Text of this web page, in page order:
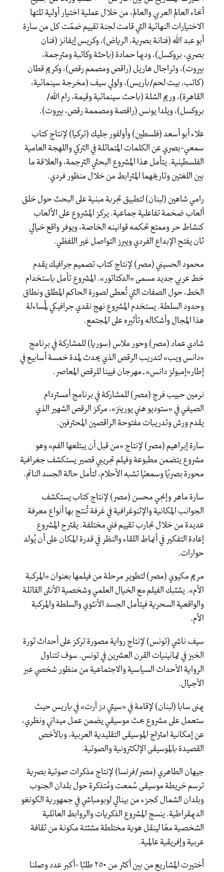
أنحاء العالم العربي والعالم، من خلال عملية اختيار أولية تلتها
الاختيارات النهائية التي قامت لجنة تقييم ضمّت كل من سارة
أبو عبد الله (فنانة بصرية، الرياض)، وكريس إيفانز (فنان
بصري، بروكسل)، وديما حمادة (باحثة وكاتبة ومترجمة،
بيروت)، وتراجال هاريل (راقص ومصمم رقص)، وكريم قطان
(كاتب، بيت لحم/باريس)، ولولي سيف (مخرجة سينمائية،
القاهرة)، وريم الشلة (باحث سينمائية وقيمة، رام الله/
بروكسل)، ويلدا يونس (راقصة ومصممة رقص، بيروت).
علاء أبو أسعد (فلسطين) وأولفور جليك (تركيا) لإنتاج كتاب
سمعي-بصري عن الكلمات المتماثلة في التركي واللهجة العامية
الفلسطينية. يتأمل هذا المشروع البحثي الترجمة، والعلاقة ما
بين اللغتين وتاريخهما المترابط من خلال منظور فردي.
رامي شاهين (لبنان) لتطبيق تجربة مبنية على البحث حول خلق
ألعاب ضخمة تفاعلية جماعية. يركز المشروع على الألعاب
كنشاط حر وممتع تحكمه قوانينه الخاصة، ويوفر واقع خيالي
ثان يفتح الإبداع الفردي ويبرز التواصل غير اللفظي.
محمود الحسيني (مصر) لإنتاج كتاب تصميم جرافيك يقدم
خط عربي جديد مسمى «الدكتاتور». المشروع تأمل باستخدام
الخط، حول الصفات التي تُعطى لصورة الحاكم المطلق ونطاق
وحدود السلطة. يستخدم المشروع نهج نقدي جرافيكي لمُساءلة
هذا المجال وأشكاله وتأثيره على المجتمع.
شادي عماد (مصر) وحور ملاس (سوريا) للمشاركة في برنامج
«دانس ويب» لتدريب الرقص الذي يحدث لمدة خمسة أسابيع في
إطار«إمبولز دانس» ـ مهرجان فيينا للرقص المعاصر.
نرمين حبيب فرج (مصر) للمشاركة في برنامج أمستردام
الصيفي في «ستوديو هني يورينز»، مركز الرقص الشهير الذي
يقدم ورش وتدريبات مفتوحة الراقصين المحترفين.
سارة إبراهيم (مصر) لإنتاج «من قبل أن يبتلعها الفم» وهو
مشروع يتضمن مطبوعة وفيلم تجريبي قصير يستكشف جغرافية
محورة بصريًا وسمعيًا تشبه الأحلام، لتأمل حالة الجسد النائم.
سارة ماهر وإنجي محسن (مصر) لإنتاج كتاب يستكشف
الجوانب المكانية والإثنوغرافية في غرفة تُنتج بها أنواع معرفة
عديدة من خلال تجارب تقييم فني مختلفة. يقترح المشروع
إعادة التفكير في أنماط اللقاء والنظر في قدرة المكان على أن يُولد
حوارات.
مريم مكيوي (مصر) لتطوير مرحلة من فيلمها بعنوان «المركبة
الأم». يشتبك الفيلم مع الخيال العلمي وشخصية الأنثى القاتلة
والواقعية السحرية فيتأمل الجسد الأنثوي والسلطة والمركبة
الأم.
سيف ناشي (تونس) لإنتاج رواية مصورة تركز على أحداث ثورة
الخبز في ثمانينيات القرن العشرين في تونس. سوف تتناول
الرواية الأحداث السياسية والاجتماعية من منظور شخصي عبر
الأجيال.
يمنى سابا (لبنان) لإقامة في «سيتي دز آرت» في باريس حيث
ستعمل على مشروع بحث موسيقي يضمن عمل ميداني ونظري،
عن إمكانية امتزاج الموسيقى التقليدية العربية، وبالأخص
القصيدة بالموسيقى الإلكترونية والصوتية.
جيهان الطاهري (مصر/فرنسا) لإنتاج مذكرات صوتية بصرية
ترسم خريطة موسيقى سُمعت ومُتذكرة حول بلدان الجنوب
وبلدان الشمال كجزء من بينالي لوبومباشي في جمهورية الكونغو
الديمقراطية. ينسج المشروع الذكريات والروابط العائلية
الشخصية معًا لينقل هوية مختلطة مشتتة مكونة من ثقافة
عربية وإفريقية عالمية.
اُختيرت المشاريع من بين أكثر من ٢٥٠ طلبًا -أكبر عدد وصلنا